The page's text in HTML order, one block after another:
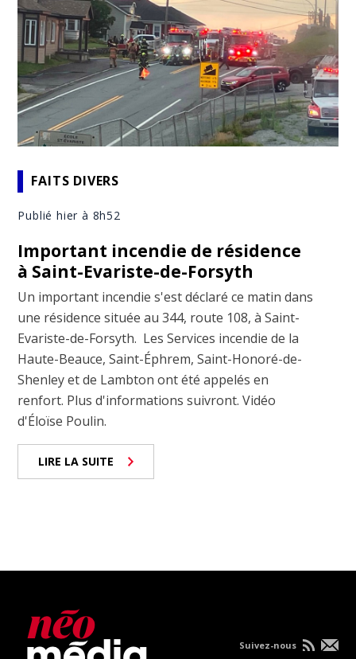
FAITS DIVERS
Publié hier à 8h52
Important incendie de résidence
à Saint-Evariste-de-Forsyth
Un important incendie s'est déclaré ce matin dans
une résidence située au 344, route 108, à Saint-
Evariste-de-Forsyth. Les Services incendie de la
Haute-Beauce, Saint-Éphrem, Saint-Honoré-de-
Shenley et de Lambton ont été appelés en
renfort. Plus d'informations suivront. Vidéo
d'Éloïse Poulin.
LIRE LA SUITE
Suivez-nous